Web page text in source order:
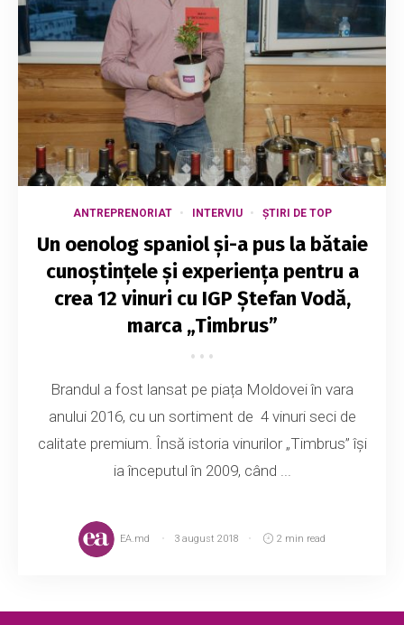
ANTREPRENORIAT INTERVIU ȘTIRI DE TOP
Un oenolog spaniol și-a pus la bătaie
cunoștințele și experiența pentru a
crea 12 vinuri cu IGP Ștefan Vodă,
marca „Timbrus”
Brandul a fost lansat pe piața Moldovei în vara
anului 2016, cu un sortiment de 4 vinuri seci de
calitate premium. Însă istoria vinurilor „Timbrus” își
ia începutul în 2009, când ...
EA.md 3 august 2018 2 min read